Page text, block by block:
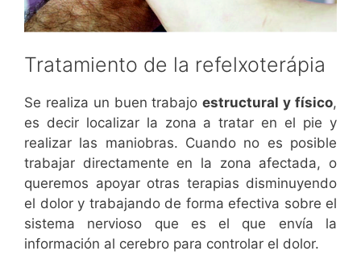
Tratamiento de la refelxoterápia
Se realiza un buen trabajoestructural y físico,
es decir localizar la zona a tratar en el pie y
realizar las maniobras. Cuando no es posible
trabajar directamente en la zona afectada, o
queremos apoyar otras terapias disminuyendo
el dolor y trabajando de forma efectiva sobre el
sistema nervioso que es el que envía la
información al cerebro para controlar el dolor.